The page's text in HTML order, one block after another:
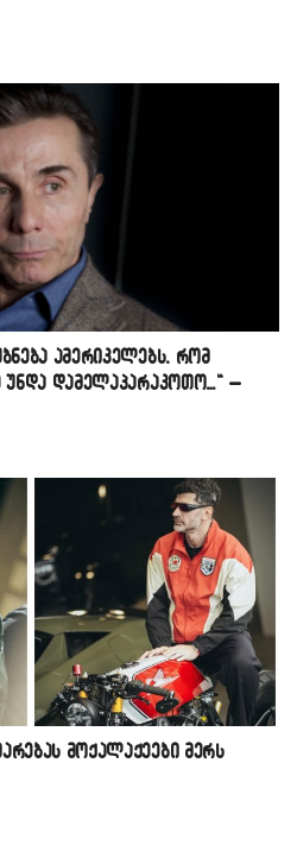
ამერიკელებს, რომ
უნდა დამელაპარაკოთო…“ –
მოქალაქეები მერს